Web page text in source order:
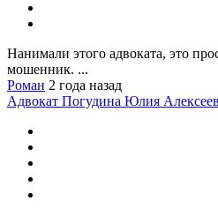
Нанимали этого адвоката, это
мошенник. ...
Роман 2 года назад
Адвокат Погудина Юлия